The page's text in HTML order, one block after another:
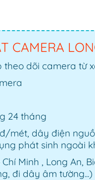
CAMERA
theo dõi camera từ
24 tháng
mét, dây điện
phát sinh ngoài
Minh , Long An,
đi dây âm tường...)